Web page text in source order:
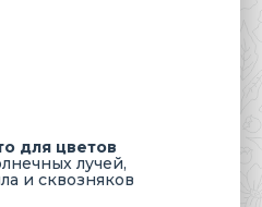
для цветов
лучей,
и сквозняков